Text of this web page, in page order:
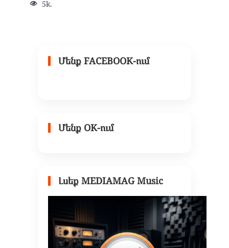
5k.
Մենք FACEBOOK-ում
Մենք OK-ում
Լսեք MEDIAMAG Music